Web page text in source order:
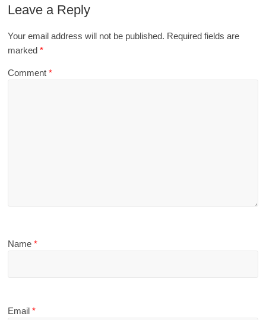
Leave a Reply
Your email address will not be published. Required fields are
marked*
Comment*
Name*
Email*